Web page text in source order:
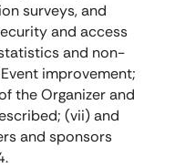
surveys, and
and access
and non-
improvement;
the Organizer and
(vii) and
and sponsors